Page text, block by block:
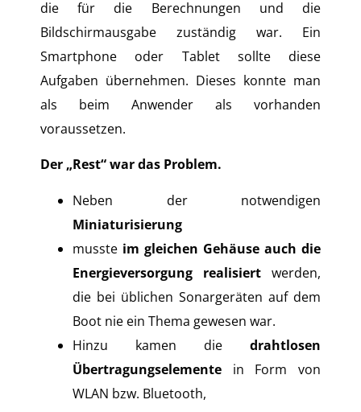
die für die Berechnungen und die
Bildschirmausgabe zuständig war. Ein
Smartphone oder Tablet sollte diese
Aufgaben übernehmen. Dieses konnte man
als beim Anwender als vorhanden
voraussetzen.
Der „Rest“ war das Problem.
Neben der notwendigen
Miniaturisierung
musste im gleichen Gehäuse auch die
Energieversorgung realisiert werden,
die bei üblichen Sonargeräten auf dem
Boot nie ein Thema gewesen war.
Hinzu kamen die drahtlosen
Übertragungselemente in Form von
WLAN bzw. Bluetooth,